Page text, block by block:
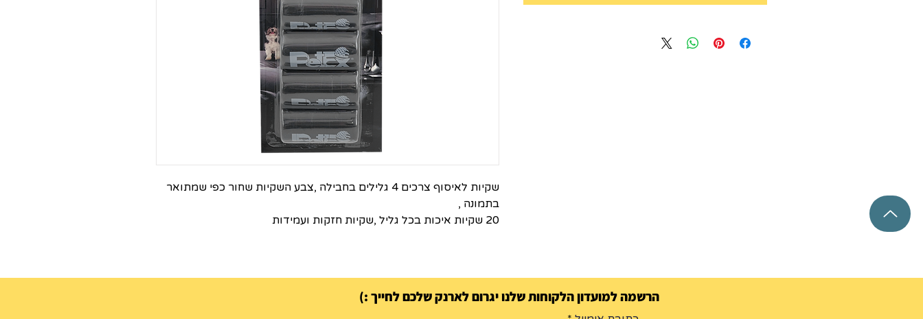
שקיות לאיסוף צרכים 4 גלילים בחבילה ,צבע השקיות שחור כפי שמתואר
בתמונה ,
20 שקיות איכות בכל גליל ,שקיות חזקות ועמידות
הרשמה למועדון הלקוחות שלנו יגרום לארנק שלכם לחייך :)